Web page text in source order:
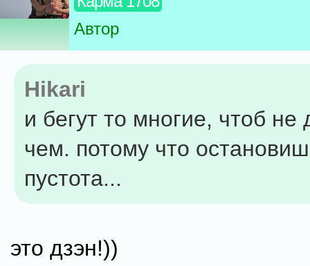
Автор
Hikari
и бегут то многие, чтоб не
чем. потому что
пустота...
это дзэн!))